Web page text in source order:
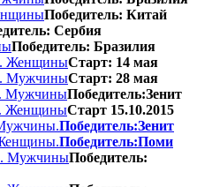
Победитель: Китай
Сербия
Победитель: Бразилия
ЖенщиныСтарт: 14 мая
МужчиныСтарт: 28 мая
МужчиныПобедитель:Зенит
ЖенщиныСтарт 15.10.2015
Победитель:Зенит
Победитель:Поми
МужчиныПобедитель: